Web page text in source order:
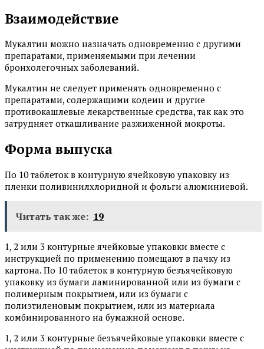
Взаимодействие
Мукалтин можно назначать одновременно с другими
препаратами, применяемыми при лечении
бронхолегочных заболеваний.
Мукалтин не следует применять одновременно с
препаратами, содержащими кодеин и другие
противокашлевые лекарственные средства, так как это
затрудняет откашливание разжиженной мокроты.
Форма выпуска
По 10 таблеток в контурную ячейковую упаковку из
пленки поливинилхлоридной и фольги алюминиевой.
Читать так же: 19
1, 2 или 3 контурные ячейковые упаковки вместе с
инструкцией по применению помещают в пачку из
картона. По 10 таблеток в контурную безъячейковую
упаковку из бумаги ламинированной или из бумаги с
полимерным покрытием, или из бумаги с
полиэтиленовым покрытием, или из материала
комбинированного на бумажной основе.
1, 2 или 3 контурные безъячейковые упаковки вместе с